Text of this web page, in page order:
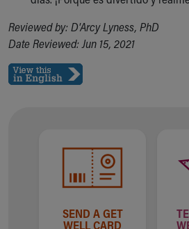
Reviewed by: D'Arcy Lyness, PhD
Date Reviewed: Jun 15, 2021
SEND A GET
WELL CARD